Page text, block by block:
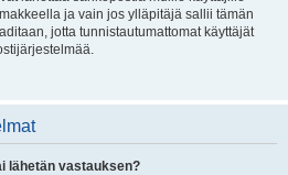
ja vain jos ylläpitäjä sallii tämän
jotta tunnistautumattomat käyttäjät
lähetän vastauksen?